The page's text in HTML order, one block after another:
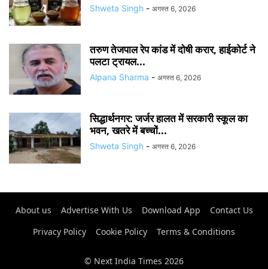
Shweta Singh - अगस्त 6, 2026
तरुण तेजपाल रेप कांड में दोषी करार, हाईकोर्ट ने
पलटा ट्रायल...
Alpana Sharma - अगस्त 6, 2026
सिद्धार्थनगर: जर्जर हालत में सरकारी स्कूल का
भवन, खतरे में बच्चों...
Shweta Singh - अगस्त 6, 2026
About us Advertise With Us Download App
Contact Us
Privacy Policy
Cookie Policy Terms & Conditions
© Next India Times 2026